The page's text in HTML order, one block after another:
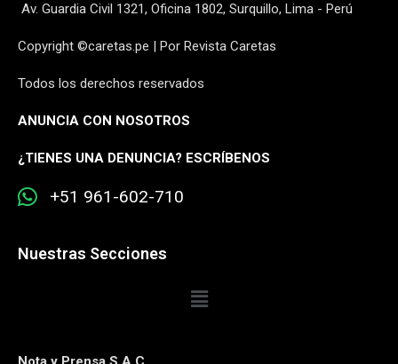
Av. Guardia Civil 1321, Oficina 1802, Surquillo, Lima - Perú
Copyright ©caretas.pe | Por Revista Caretas
Todos los derechos reservados
ANUNCIA CON NOSOTROS
¿TIENES UNA DENUNCIA? ESCRÍBENOS
+51 961-602-710
Nuestras Secciones